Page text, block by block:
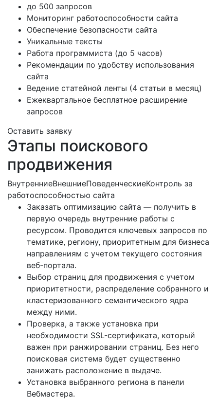
до 500 запросов
Мониторинг работоспособности сайта
Обеспечение безопасности сайта
Уникальные тексты
Работа программиста (до 5 часов)
Рекомендации по удобству использования
сайта
Ведение статейной ленты (4 статьи в месяц)
Ежеквартальное бесплатное расширение
запросов
Оставить заявку
Этапы поискового
продвижения
ВнутренниеВнешниеПоведенческиеКонтроль за
работоспособностью сайта
Заказать оптимизацию сайта — получить в
первую очередь внутренние работы с
ресурсом. Проводится ключевых запросов по
тематике, региону, приоритетным для бизнеса
направлениям с учетом текущего состояния
веб-портала.
Выбор страниц для продвижения с учетом
приоритетности, распределение собранного и
кластеризованного семантического ядра
между ними.
Проверка, а также установка при
необходимости SSL-сертификата, который
важен при ранжировании страниц. Без него
поисковая система будет существенно
занижать расположение в выдаче.
Установка выбранного региона в панели
Вебмастера.